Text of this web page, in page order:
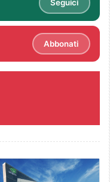
Seguici
Abbonati